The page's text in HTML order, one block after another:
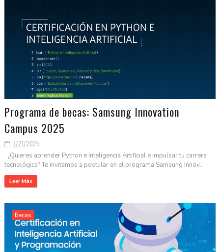
Programa de becas: Samsung Innovation
Campus 2025
7/21/2025
¿Quieres aprender Python e Inteligencia Artificial e impulsar tu carrera
tecnológica? Te invitamos a postular en el programa Samsung Innov...
Leer Más
Becas